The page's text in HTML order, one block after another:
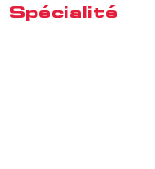
Spécialité